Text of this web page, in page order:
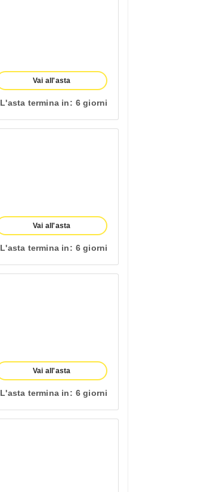
Vai all'asta
L'asta termina in: 6 giorni
Vai all'asta
L'asta termina in: 6 giorni
Vai all'asta
L'asta termina in: 6 giorni